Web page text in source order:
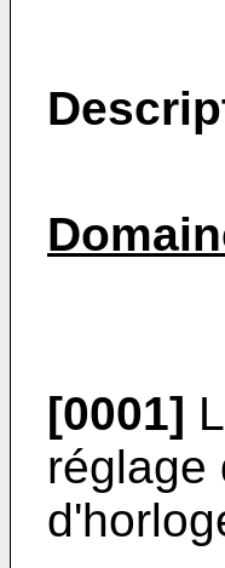
[0001]
réglage